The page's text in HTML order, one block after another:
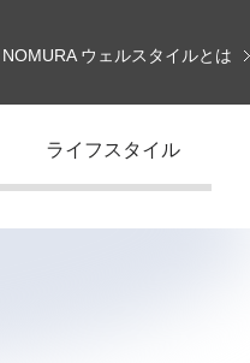
NOMURA ウェルスタイルとは
ライフスタイル